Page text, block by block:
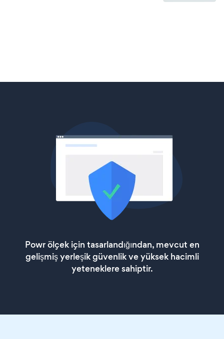
Powr ölçek için tasarlandığından, mevcut en
gelişmiş yerleşik güvenlik ve yüksek hacimli
yeteneklere sahiptir.